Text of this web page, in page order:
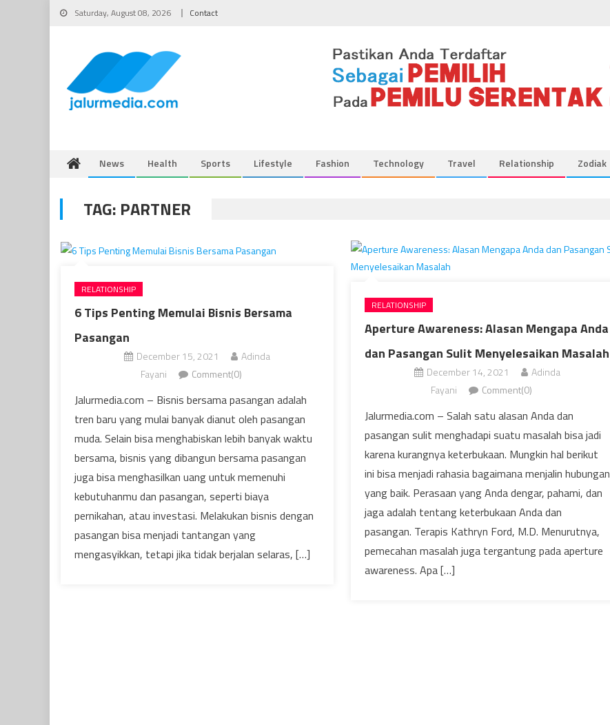
Skip
Saturday, August 08, 2026 Contact
News Health Sports Lifestyle Fashion Technology Travel Relationship Zodiak
TAG: PARTNER
RELATIONSHIP
6 Tips Penting Memulai Bisnis Bersama
Pasangan
December 15, 2021
Adinda
Fayani
Comment(0)
Jalurmedia.com – Bisnis bersama pasangan adalah
tren baru yang mulai banyak dianut oleh pasangan
muda. Selain bisa menghabiskan lebih banyak waktu
bersama, bisnis yang dibangun bersama pasangan
juga bisa menghasilkan uang untuk memenuhi
kebutuhanmu dan pasangan, seperti biaya
pernikahan, atau investasi. Melakukan bisnis dengan
pasangan bisa menjadi tantangan yang
mengasyikkan, tetapi jika tidak berjalan selaras, […]
RELATIONSHIP
Aperture Awareness: Alasan Mengapa Anda
dan Pasangan Sulit Menyelesaikan Masalah
December 14, 2021
Adinda
Fayani
Comment(0)
Jalurmedia.com – Salah satu alasan Anda dan
pasangan sulit menghadapi suatu masalah bisa jadi
karena kurangnya keterbukaan. Mungkin hal berikut
ini bisa menjadi rahasia bagaimana menjalin hubungan
yang baik. Perasaan yang Anda dengar, pahami, dan
jaga adalah tentang keterbukaan Anda dan
pasangan. Terapis Kathryn Ford, M.D. Menurutnya,
pemecahan masalah juga tergantung pada aperture
awareness. Apa […]